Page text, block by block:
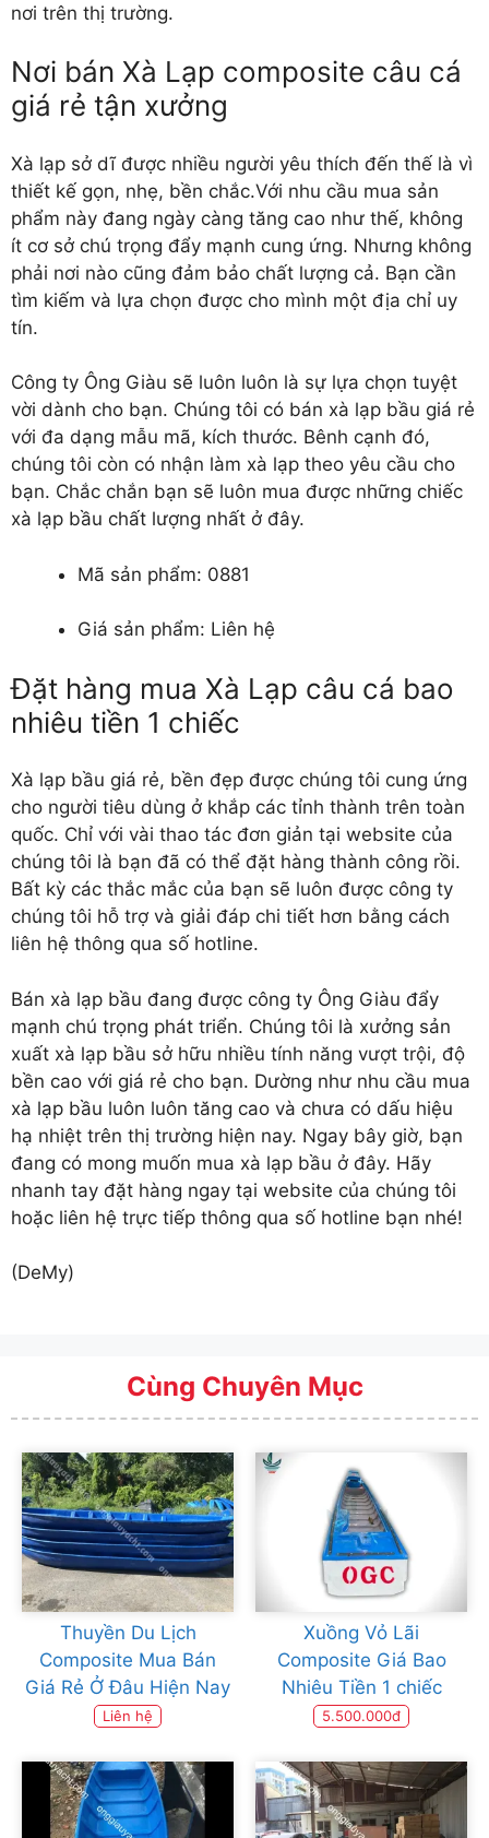
nơi trên thị trường.
Nơi bán Xà Lạp composite câu cá
giá rẻ tận xưởng
Xà lạp sở dĩ được nhiều người yêu thích đến thế là vì
thiết kế gọn, nhẹ, bền chắc.Với nhu cầu mua sản
phẩm này đang ngày càng tăng cao như thế, không
ít cơ sở chú trọng đẩy mạnh cung ứng. Nhưng không
phải nơi nào cũng đảm bảo chất lượng cả. Bạn cần
tìm kiếm và lựa chọn được cho mình một địa chỉ uy
tín.
Công ty Ông Giàu sẽ luôn luôn là sự lựa chọn tuyệt
vời dành cho bạn. Chúng tôi có bán xà lạp bầu giá rẻ
với đa dạng mẫu mã, kích thước. Bênh cạnh đó,
chúng tôi còn có nhận làm xà lạp theo yêu cầu cho
bạn. Chắc chắn bạn sẽ luôn mua được những chiếc
xà lạp bầu chất lượng nhất ở đây.
Mã sản phẩm: 0881
Giá sản phẩm: Liên hệ
Đặt hàng mua Xà Lạp câu cá bao
nhiêu tiền 1 chiếc
Xà lạp bầu giá rẻ, bền đẹp được chúng tôi cung ứng
cho người tiêu dùng ở khắp các tỉnh thành trên toàn
quốc. Chỉ với vài thao tác đơn giản tại website của
chúng tôi là bạn đã có thể đặt hàng thành công rồi.
Bất kỳ các thắc mắc của bạn sẽ luôn được công ty
chúng tôi hỗ trợ và giải đáp chi tiết hơn bằng cách
liên hệ thông qua số hotline.
Bán xà lạp bầu đang được công ty Ông Giàu đẩy
mạnh chú trọng phát triển. Chúng tôi là xưởng sản
xuất xà lạp bầu sở hữu nhiều tính năng vượt trội, độ
bền cao với giá rẻ cho bạn. Dường như nhu cầu mua
xà lạp bầu luôn luôn tăng cao và chưa có dấu hiệu
hạ nhiệt trên thị trường hiện nay. Ngay bây giờ, bạn
đang có mong muốn mua xà lạp bầu ở đây. Hãy
nhanh tay đặt hàng ngay tại website của chúng tôi
hoặc liên hệ trực tiếp thông qua số hotline bạn nhé!
(DeMy)
Cùng Chuyên Mục
Thuyền Du Lịch
Composite Mua Bán
Giá Rẻ Ở Đâu Hiện Nay
Liên hệ
Xuồng Vỏ Lãi
Composite Giá Bao
Nhiêu Tiền 1 chiếc
5.500.000đ